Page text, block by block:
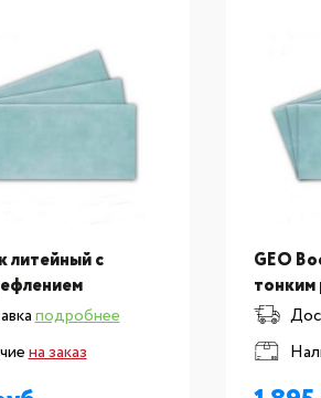
литейный с
подробнее
на заказ
GEO
тонким